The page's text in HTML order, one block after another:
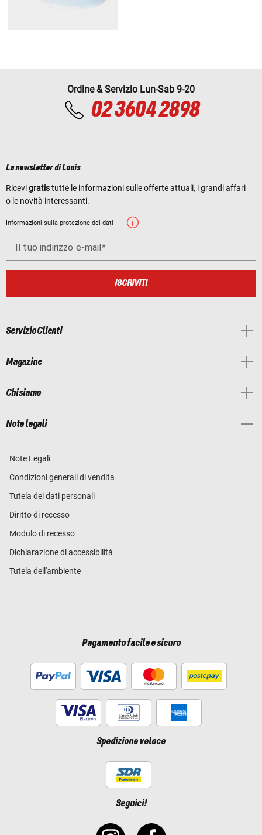
Ordine & Servizio Lun-Sab 9-20
02 3604 2898
La newsletter di Louis
Ricevigratistutte le informazioni sulle offerte attuali, i grandi affari
o le novità interessanti.
Informazioni sulla protezione dei dati
Il tuo indirizzo e-mail
ISCRIVITI
Servizio Clienti
Magazine
Chi siamo
Note legali
Note Legali
Condizioni generali di vendita
Tutela dei dati personali
Diritto di recesso
Modulo di recesso
Dichiarazione di accessibilità
Tutela dell'ambiente
Pagamento facile e sicuro
Spedizione veloce
Seguici!